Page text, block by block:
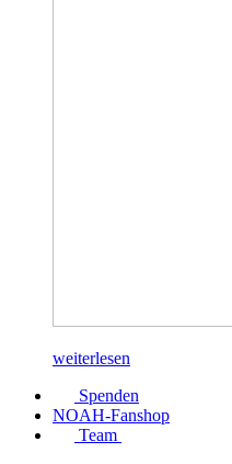
weiterlesen
Spenden
NOAH-Fanshop
Team